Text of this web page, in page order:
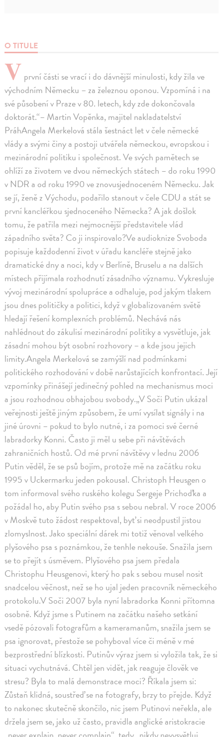
O TITULE
V první části se vrací i do dávnější minulosti, kdy žila ve
východním Německu – za železnou oponou. Vzpomíná i na
své působení v Praze v 80. letech, kdy zde dokončovala
doktorát.“– Martin Vopěnka, majitel nakladatelství
PráhAngela Merkelová stála šestnáct let v čele německé
vlády a svými činy a postoji utvářela německou, evropskou i
mezinárodní politiku i společnost. Ve svých pamětech se
ohlíží za životem ve dvou německých státech – do roku 1990
v NDR a od roku 1990 ve znovusjednoceném Německu. Jak
se jí, ženě z Východu, podařilo stanout v čele CDU a stát se
první kancléřkou sjednoceného Německa? A jak došlok
tomu, že patřila mezi nejmocnější představitele vlád
západního světa? Co ji inspirovalo?Ve audioknize Svoboda
popisuje každodenní život v úřadu kancléře stejně jako
dramatické dny a noci, kdy v Berlíně, Bruselu a na dalších
místech přijímala rozhodnutí zásadního významu. Vykresluje
vývoj mezinárodní spolupráce a odhaluje, pod jakým tlakem
jsou dnes političky a politici, když v globalizovaném světě
hledají řešení komplexních problémů. Nechává nás
nahlédnout do zákulisí mezinárodní politiky a vysvětluje, jak
zásadní mohou být osobní rozhovory – a kde jsou jejich
limity.Angela Merkelová se zamýšlí nad podmínkami
politického rozhodování v době narůstajících konfrontací. Její
vzpomínky přinášejí jedinečný pohled na mechanismus moci
a jsou rozhodnou obhajobou svobody.„V Soči Putin ukázal
veřejnosti ještě jiným způsobem, že umí vysílat signály i na
jiné úrovni – pokud to bylo nutné, i za pomoci své černé
labradorky Konni. Často ji měl u sebe při návštěvách
zahraničních hostů. Od mé první návštěvy v lednu 2006
Putin věděl, že se psů bojím, protože mě na začátku roku
1995 v Uckermarku jeden pokousal. Christoph Heusgen o
tom informoval svého ruského kolegu Sergeje Prichoďka a
požádal ho, aby Putin svého psa s sebou nebral. V roce 2006
v Moskvě tuto žádost respektoval, byť si neodpustil jistou
zlomyslnost. Jako speciální dárek mi totiž věnoval velkého
plyšového psa s poznámkou, že tenhle nekouše. Snažila jsem
se to přejít s úsměvem. Plyšového psa jsem předala
Christophu Heusgenovi, který ho pak s sebou musel nosit
snadcelou věčnost, než se ho ujal jeden pracovník německého
protokolu.V Soči 2007 byla nyní labradorka Konni přítomna
osobně. Když jsme s Putinem na začátku našeho setkání
vsedě pózovali fotografům a kameramanům, snažila jsem se
psa ignorovat, přestože se pohyboval více či méně v mé
bezprostřední blízkosti. Putinův výraz jsem si vyložila tak, že si
situaci vychutnává. Chtěl jen vidět, jak reaguje člověk ve
stresu? Byla to malá demonstrace moci? Říkala jsem si:
Zůstaň klidná, soustřeď se na fotografy, brzy to přejde. Když
to nakonec skutečně skončilo, nic jsem Putinovi neřekla, ale
držela jsem se, jako už často, pravidla anglické aristokracie